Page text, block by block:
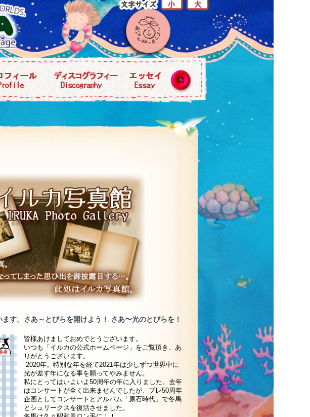
す。さあ～とびらを開けよう！ さあ〜光のとびらを！
皆様あけましておめでとうございます。
いつも「イルカの公式ホームページ」をご覧頂き、あ
りがとうございます。
2020年。特別な年を経て2021年は少しずつ世界中に
光が差す年になる事を願ってやみません。
私にとってはいよいよ50周年の年に入りました。去年
はコンサートが全く出来ませんでしたが、プレ50周年
企画としてコンサートとアルバム「原石時代」で冬馬
とシュリークスを復活させました。